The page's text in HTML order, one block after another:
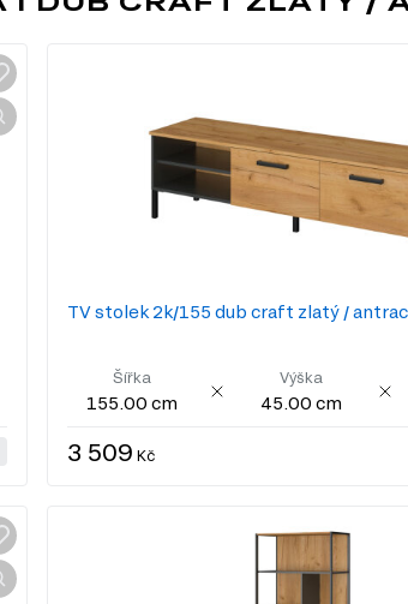
TV stolek 2k/155 dub craft zlatý /
Šířka
155.00 cm
Výška
45.00 cm
3 509 Kč